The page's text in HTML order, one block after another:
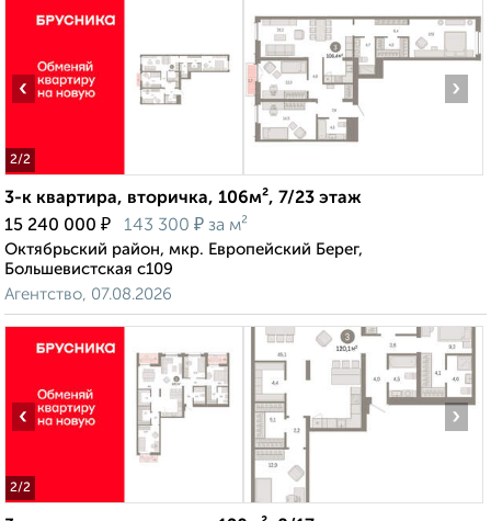
2/2
‹ ›
3-к квартира, вторичка, 106м², 7/23 этаж
15 240 000 ₽ 143 300 ₽ за м²
Октябрьский район, мкр. Европейский Берег,
Большевистская с109
Агентство, 07.08.2026
2/2
‹ ›